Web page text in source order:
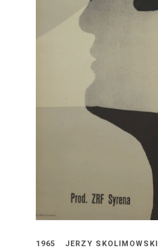
1965 JERZY SKOLIMOWSKI